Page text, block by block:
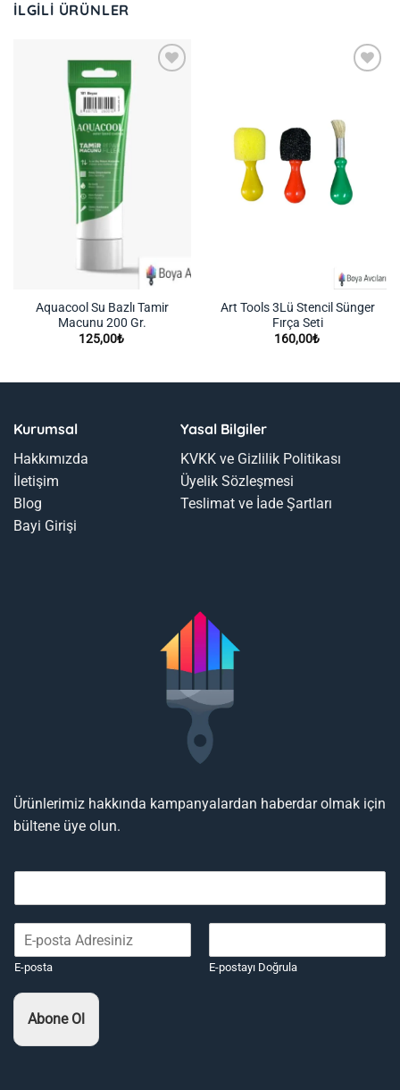
İLGILI ÜRÜNLER
Aquacool Su Bazlı Tamir
Macunu 200 Gr.
125,00₺
Art Tools 3Lü Stencil Sünger
Fırça Seti
160,00₺
Kurumsal
Hakkımızda
İletişim
Blog
Bayi Girişi
Yasal Bilgiler
KVKK ve Gizlilik Politikası
Üyelik Sözleşmesi
Teslimat ve İade Şartları
Ürünlerimiz hakkında kampanyalardan haberdar olmak için
bültene üye olun.
E-posta E-postayı Doğrula
Abone Ol